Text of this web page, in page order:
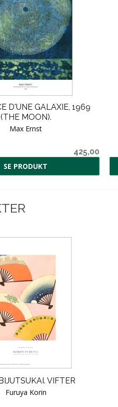
D'UNE GALAXIE, 1969
(THE MOON).
Max Ernst
425,00
SE PRODUKT
VIFTER
Furuya Korin